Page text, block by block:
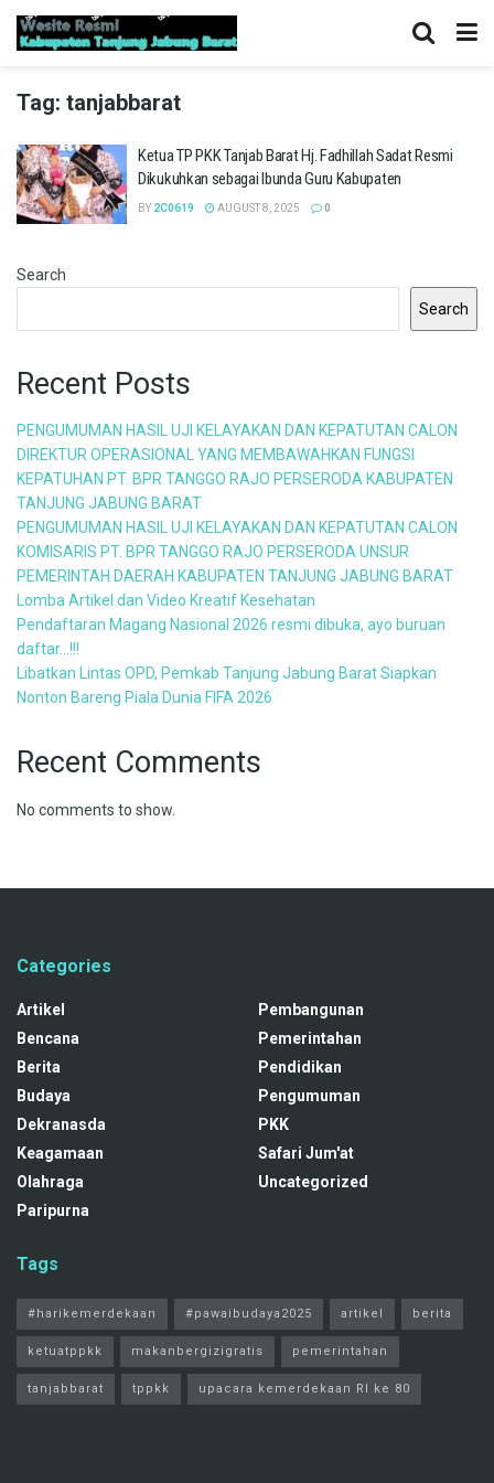
Tag: tanjabbarat
Ketua TP PKK Tanjab Barat Hj. Fadhillah Sadat Resmi
Dikukuhkan sebagai Ibunda Guru Kabupaten
BY 2C0619 AUGUST 8, 2025 0
Search
Search
Recent Posts
PENGUMUMAN HASIL UJI KELAYAKAN DAN KEPATUTAN CALON
DIREKTUR OPERASIONAL YANG MEMBAWAHKAN FUNGSI
KEPATUHAN PT. BPR TANGGO RAJO PERSERODA KABUPATEN
TANJUNG JABUNG BARAT
PENGUMUMAN HASIL UJI KELAYAKAN DAN KEPATUTAN CALON
KOMISARIS PT. BPR TANGGO RAJO PERSERODA UNSUR
PEMERINTAH DAERAH KABUPATEN TANJUNG JABUNG BARAT
Lomba Artikel dan Video Kreatif Kesehatan
Pendaftaran Magang Nasional 2026 resmi dibuka, ayo buruan
daftar…!!!
Libatkan Lintas OPD, Pemkab Tanjung Jabung Barat Siapkan
Nonton Bareng Piala Dunia FIFA 2026
Recent Comments
No comments to show.
Categories
Artikel
Bencana
Berita
Budaya
Dekranasda
Keagamaan
Olahraga
Paripurna
Pembangunan
Pemerintahan
Pendidikan
Pengumuman
PKK
Safari Jum'at
Uncategorized
Tags
#harikemerdekaan #pawaibudaya2025 artikel berita
ketuatppkk makanbergizigratis pemerintahan
tanjabbarat tppkk upacara kemerdekaan RI ke 80